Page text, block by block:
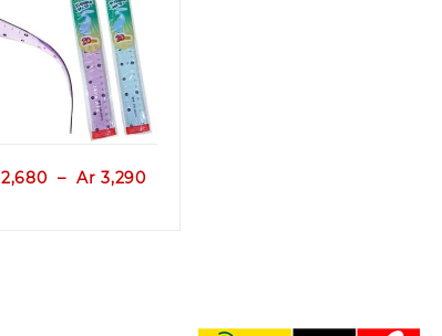
Aperçu
2,680 – Ar 3,290Plage